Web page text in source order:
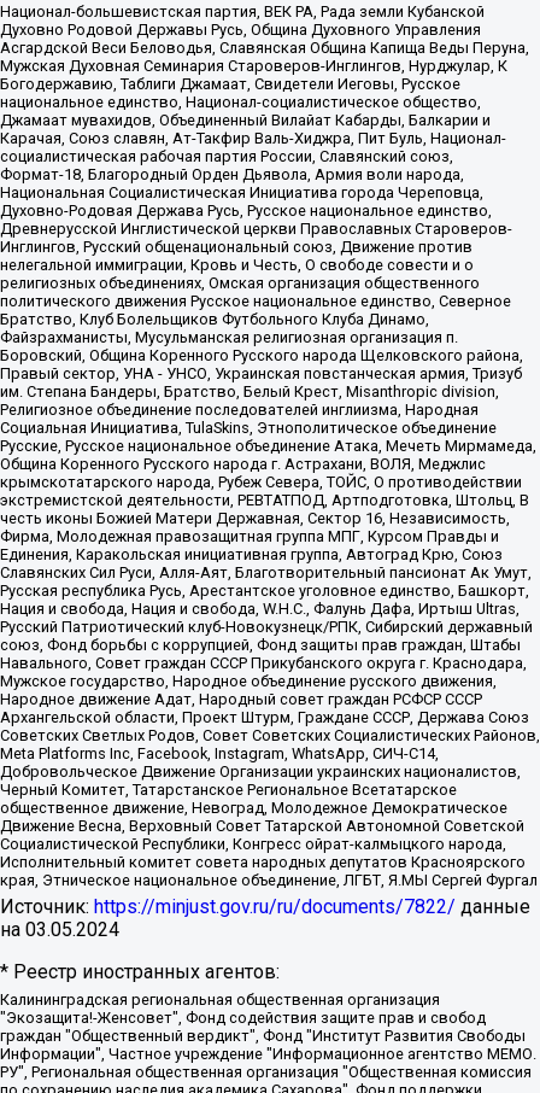
Национал-большевистская партия, ВЕК РА, Рада земли Кубанской
Духовно Родовой Державы Русь, Община Духовного Управления
Асгардской Веси Беловодья, Славянская Община Капища Веды Перуна,
Мужская Духовная Семинария Староверов-Инглингов, Нурджулар, К
Богодержавию, Таблиги Джамаат, Свидетели Иеговы, Русское
национальное единство, Национал-социалистическое общество,
Джамаат мувахидов, Объединенный Вилайат Кабарды, Балкарии и
Карачая, Союз славян, Ат-Такфир Валь-Хиджра, Пит Буль, Национал-
социалистическая рабочая партия России, Славянский союз,
Формат-18, Благородный Орден Дьявола, Армия воли народа,
Национальная Социалистическая Инициатива города Череповца,
Духовно-Родовая Держава Русь, Русское национальное единство,
Древнерусской Инглистической церкви Православных Староверов-
Инглингов, Русский общенациональный союз, Движение против
нелегальной иммиграции, Кровь и Честь, О свободе совести и о
религиозных объединениях, Омская организация общественного
политического движения Русское национальное единство, Северное
Братство, Клуб Болельщиков Футбольного Клуба Динамо,
Файзрахманисты, Мусульманская религиозная организация п.
Боровский, Община Коренного Русского народа Щелковского района,
Правый сектор, УНА - УНСО, Украинская повстанческая армия, Тризуб
им. Степана Бандеры, Братство, Белый Крест, Misanthropic division,
Религиозное объединение последователей инглиизма, Народная
Социальная Инициатива, TulaSkins, Этнополитическое объединение
Русские, Русское национальное объединение Атака, Мечеть Мирмамеда,
Община Коренного Русского народа г. Астрахани, ВОЛЯ, Меджлис
крымскотатарского народа, Рубеж Севера, ТОЙС, О противодействии
экстремистской деятельности, РЕВТАТПОД, Артподготовка, Штольц, В
честь иконы Божией Матери Державная, Сектор 16, Независимость,
Фирма, Молодежная правозащитная группа МПГ, Курсом Правды и
Единения, Каракольская инициативная группа, Автоград Крю, Союз
Славянских Сил Руси, Алля-Аят, Благотворительный пансионат Ак Умут,
Русская республика Русь, Арестантское уголовное единство, Башкорт,
Нация и свобода, Нация и свобода, W.H.С., Фалунь Дафа, Иртыш Ultras,
Русский Патриотический клуб-Новокузнецк/РПК, Сибирский державный
союз, Фонд борьбы с коррупцией, Фонд защиты прав граждан, Штабы
Навального, Совет граждан СССР Прикубанского округа г. Краснодара,
Мужское государство, Народное объединение русского движения,
Народное движение Адат, Народный совет граждан РСФСР СССР
Архангельской области, Проект Штурм, Граждане СССР, Держава Союз
Советских Светлых Родов, Совет Советских Социалистических Районов,
Meta Platforms Inc, Facebook, Instagram, WhatsApp, СИЧ-С14,
Добровольческое Движение Организации украинских националистов,
Черный Комитет, Татарстанское Региональное Всетатарское
общественное движение, Невоград, Молодежное Демократическое
Движение Весна, Верховный Совет Татарской Автономной Советской
Социалистической Республики, Конгресс ойрат-калмыцкого народа,
Исполнительный комитет совета народных депутатов Красноярского
края, Этническое национальное объединение, ЛГБТ, Я.МЫ Сергей Фургал
Источник: https://minjust.gov.ru/ru/documents/7822/ данные
на 03.05.2024
* Реестр иностранных агентов:
Калининградская региональная общественная организация "Экозащита!-Женсовет", Фонд содействия защите прав и свобод граждан "Общественный вердикт", Фонд "Институт Развития Свободы Информации", Частное учреждение "Информационное агентство МЕМО. РУ", Региональная общественная организация "Общественная комиссия по сохранению наследия академика Сахарова", Фонд поддержки свободы прессы, Санкт-Петербургская общественная правозащитная организация "Гражданский контроль", Межрегиональная общественная организация "Информационно-просветительский центр "Мемориал", Региональный Фонд "Центр Защиты Прав Средств Массовой Информации", с 05.12.2023 Фонд "Центр Защиты Прав Средств массовой информации", Региональная общественная благотворительная организация помощи беженцам и мигрантам "Гражданское содействие", Негосударственное образовательное учреждение дополнительного профессионального образования (повышение квалификации) специалистов "АКАДЕМИЯ ПО ПРАВАМ ЧЕЛОВЕКА", Свердловская региональная общественная организация "Сутяжник", Автономная некоммерческая организация "Центр независимых социологических исследований", Союз общественных объединений "Российский исследовательский центр по правам человека", Региональное общественное учреждение научно-информационный центр "МЕМОРИАЛ", Некоммерческая организация "Фонд защиты гласности", Автономная некоммерческая организация "Институт прав человека", Городская общественная организация "Екатеринбургское общество "МЕМОРИАЛ", Городская общественная организация "Рязанское историко-просветительское и правозащитное общество "Мемориал" (Рязанский Мемориал), Челябинский региональный орган общественной самодеятельности – женское общественное объединение "Женщины Евразии", Челябинский региональный орган общественной самодеятельности "Уральская правозащитная группа", Фонд содействия защите здоровья и социальной справедливости имени Андрея Рылькова, Автономная Некоммерческая Организация "Аналитический Центр Юрия Левады", Автономная некоммерческая организация социальной поддержки населения "Проект Апрель", Региональная общественная организация помощи женщинам и детям, находящимся в кризисной ситуации "Информационно-методический центр "Анна", Фонд содействия развитию массовых коммуникаций и правовому просвещению "Так-так-Так", Фонд содействия устойчивому развитию "Серебряная тайга", Свердловский региональный общественный фонд социальных проектов "Новое время", "Idel.Реалии", Кавказ.Реалии, Крым.Реалии, Телеканал Настоящее Время, Татаро-башкирская служба Радио Свобода (Azatliq Radiosi), Радио Свободная Европа/Радио Свобода (PCE/PC), "Сибирь.Реалии", "Фактограф", Благотворительный фонд помощи осужденным и их семьям, Автономная некоммерческая организация "Институт глобализации и социальных движений", Фонд "В защиту прав заключенных", Частное учреждение "Центр поддержки и содействия развитию средств массовой информации", Пензенский региональный общественный благотворительный фонд "Гражданский союз", "Север.Реалии", Некоммерческая организация Фонд "Правовая инициатива", Общество с ограниченной ответственностью "Радио Свободная Европа/Радио Свобода", Чешское информационное агентство "MEDIUM-ORIENT", Красноярская региональная общественная организация "Мы против СПИДа", Камалягин Денис Николаевич, Маркелов Сергей Евгеньевич, Пономарев Лев Александрович, Савицкая Людмила Алексеевна, Автономная некоммерческая организация "Центр по работе с проблемой насилия "НАСИЛИЮ.НЕТ", Межрегиональный профессиональный союз работников здравоохранения "Альянс врачей", Юридическое лицо, зарегистрированное в Латвийской Республике, SIA "Medusa Project" (регистрационный номер 40103797863, дата регистрации 10.06.2014), Некоммерческая организация "Фонд по борьбе с коррупцией", Автономная некоммерческая организация "Институт права и публичной политики", Баданин Роман Сергеевич, Гликин Максим Александрович, Железнова Мария Михайловна, Лукьянова Юлия Сергеевна, Маетная Елизавета Витальевна, Маняхин Петр Борисович, Чуракова Ольга Владимировна, Ярош Юлия Петровна, Юридическое лицо "The Insider SIA", зарегистрированное в Риге, Латвийская Республика (дата регистрации 26.06.2015), являющееся администратором доменного имени интернет-издания "The Insider SIA", https://theins.ru, Постернак Алексей Евгеньевич, Рубин Михаил Аркадьевич, Анин Роман Александрович, Юридическое лицо Istories fonds, зарегистрированное в Латвийской Республике (регистрационный номер 50008295751, дата регистрации 24.02.2020), Великовский Дмитрий Александрович, Долинина Ирина Николаевна, Мароховская Алеся Алексеевна, Шлейнов Роман Юрьевич, Шмагун Олеся Валентиновна, Общество с ограниченной ответственностью "Альтаир 2021", Общество с ограниченной ответственностью "Вега 2021", Общество с ограниченной ответственностью "Главный редактор 2021", Общество с ограниченной ответственностью "Ромашки монолит", Важенков Артем Валерьевич, Ивановская областная общественная организация "Центр гендерных исследований", Гурман Юрий Альбертович, Медиапроект "ОВД-Инфо", Егоров Владимир Владимирович, Жилинский Владимир Александрович, Общество с ограниченной ответственностью "ЗП", Иванова София Юрьевна, Карезина Инна Павловна, Кильтау Екатерина Викторовна, Петров Алексей Викторович, Пискунов Сергей Евгеньевич, Смирнов Сергей Сергеевич, Тихонов Михаил Сергеевич, Общество с ограниченной ответственностью "ЖУРНАЛИСТ-ИНОСТРАННЫЙ АГЕНТ", Арапова Галина Юрьевна, Вольтская Татьяна Анатольевна, Американская компания "Mason G.E.S. Anonymous Foundation" (США), являющаяся владельцем интернет-издания https://mnews.world/, Компания "Stichting Bellingcat", зарегистрированная в Нидерландах (дата регистрации 11.07.2018), Захаров Андрей Вячеславович, Клепиковская Екатерина Дмитриевна, Общество с ограниченной ответственностью "МЕМО", Перл Роман Александрович, Симонов Евгений Алексеевич, Соловьева Елена Анатольевна, Сотников Даниил Владимирович, Сурначева Елизавета Дмитриевна, Автономная некоммерческая организация по защите прав человека и информированию населения "Якутия – Наше Мнение", Общество с ограниченной ответственностью "Москоу диджитал медиа", с 26.01.2023 Общество с ограниченной ответственностью "Чайка Белые сады", Ветошкина Валерия Валерьевна, Заговора Максим Александрович, Межрегиональное общественное движение "Российская ЛГБТ - сеть", Оленичев Максим Владимирович, Павлов Иван Юрьевич, Скворцова Елена Сергеевна, Общество с ограниченной ответственностью "Как бы инагент", Кочетков Игорь Викторович, Общество с ограниченной ответственностью "Честные выборы", Еланчик Олег Александрович, Общество с ограниченной ответственностью "Нобелевский призыв", Гималова Регина Эмилевна, Григорьев Андрей Валерьевич, Григорьева Алина Александровна, Ассоциация по содействию защите прав призывников, альтернативнослужащих и военнослужащих "Правозащитная группа "Гражданин.Армия.Право", Хисамова Регина Фаритовна, Автономная некоммерческая организация по реализации социально-правовых программ "Лилит", Дальневосточное общественное движение "Маяк", Санкт-Петербургская ЛГБТ-инициативная группа "Выход", Инициативная группа ЛГБТ+ "Реверс", Алексеев Андрей Викторович, Бекбулатова Таисия Львовна, Беляев Иван Михайлович, Владыкина Елена Сергеевна, Гельман Марат Александрович, Никульшина Вероника Юрьевна, Толоконникова Надежда Андреевна, Шендерович Виктор Анатольевич, Общество с ограниченной ответственностью "Данное сообщение", Общество с ограниченной ответственностью Издательский дом "Новая глава", Айнбиндер Александра Александровна, Московский комьюнити-центр для ЛГБТ+инициатив, Благотворительный фонд развития филантропии, Deutsche Welle (Германия, Kurt-Schumacher-Strasse 3, 53113 Bonn), Борзунова Мария Михайловна, Воробьев Виктор Викторович, Голубева Анна Львовна, Константинова Алла Михайловна, Малкова Ирина Владимировна, Мурадов Мурад Абдулгалимович, Осетинская Елизавета Николаевна, Понасенков Евгений Николаевич, Ганапольский Матвей Юрьевич, Киселев Евгений Алексеевич, Борухович Ирина Григорьевна, Дремин Иван Тимофеевич, Дубровский Дмитрий Викторович, Красноярская региональная общественная организация поддержки и развития альтернативных образовательных технологий и межкультурных коммуникаций "ИНТЕРРА", Маяковская Екатерина Алексеевна, Фейгин Марк Захарович, Филимонов Андрей Викторович, Дзугкоева Регина Николаевна, Доброхотов Роман Александрович, Дудь Юрий Александрович, Елкин Сергей Владимирович, Кругликов Кирилл Игоревич, Сабунаева Мария Леонидовна, Семенов Алексей Владимирович, Шаинян Карен Багратович, Шульман Екатерина Михайловна, Асафьев Артур Валерьевич, Вахштайн Виктор Семенович, Венедиктов Алексей Алексеевич, Лушникова Екатерина Евгеньевна, Волков Леонид Михайлович, Невзоров Александр Глебович, Пархоменко Сергей Борисович, Сироткин Ярослав Николаевич, Кара-Мурза Владимир Владимирович, Баранова Наталья Владимировна, Гозман Леонид Яковлевич, Кагарлицкий Борис Юльевич, Климарев Михаил Валерьевич, Милов Владимир Станиславович, Автономная некоммерческая организация Краснодарский центр современного искусства "Типография", Моргенштерн Алишер Тагирович, Соболь Любовь Эдуардовна, Общество с ограниченной ответственностью "ЛИЗА НОРМ", Каспаров Гарри Кимович, Ходорковский Михаил Борисович, Общество с ограниченной ответственностью "Апрельские тезисы", Данилович Ирина Брониславовна, Кашин Олег Владимирович, Петров Николай Владимирович, Пивоваров Алексей Владимирович, Соколов Михаил Владимирович, Цветкова Юлия Владимировна, Чичваркин Евгений Александрович, Комитет против пыток/Команда против пыток, Общество с ограниченной ответственностью "Первый научный", Общество с ограниченной ответственностью "Вертолет и ко", Белоцерковская Вероника Борисовна, Кац Максим Евгеньевич, Лазарева Татьяна Юрьевна, Шаведдинов Руслан Табризович, Яшин Илья Валерьевич, Общество с ограниченной ответственностью "Иноагент ААВ", Алешковский Дмитрий Петрович, Альбац Евгения Марковна, Быков Дмитрий Львович, Галямина Юлия Евгеньевна, Лойко Сергей Леонидович, Мартынов Кирилл Константинович, Медведев Сергей Александрович, Крашенинников Федор Геннадиевич, Гордеева Катерина Вл